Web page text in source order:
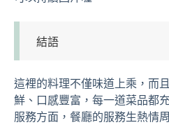
結語
這裡的料理不僅味道上乘，而
鮮、口感豐富，每一道菜品都
服務方面，餐廳的服務生熱情